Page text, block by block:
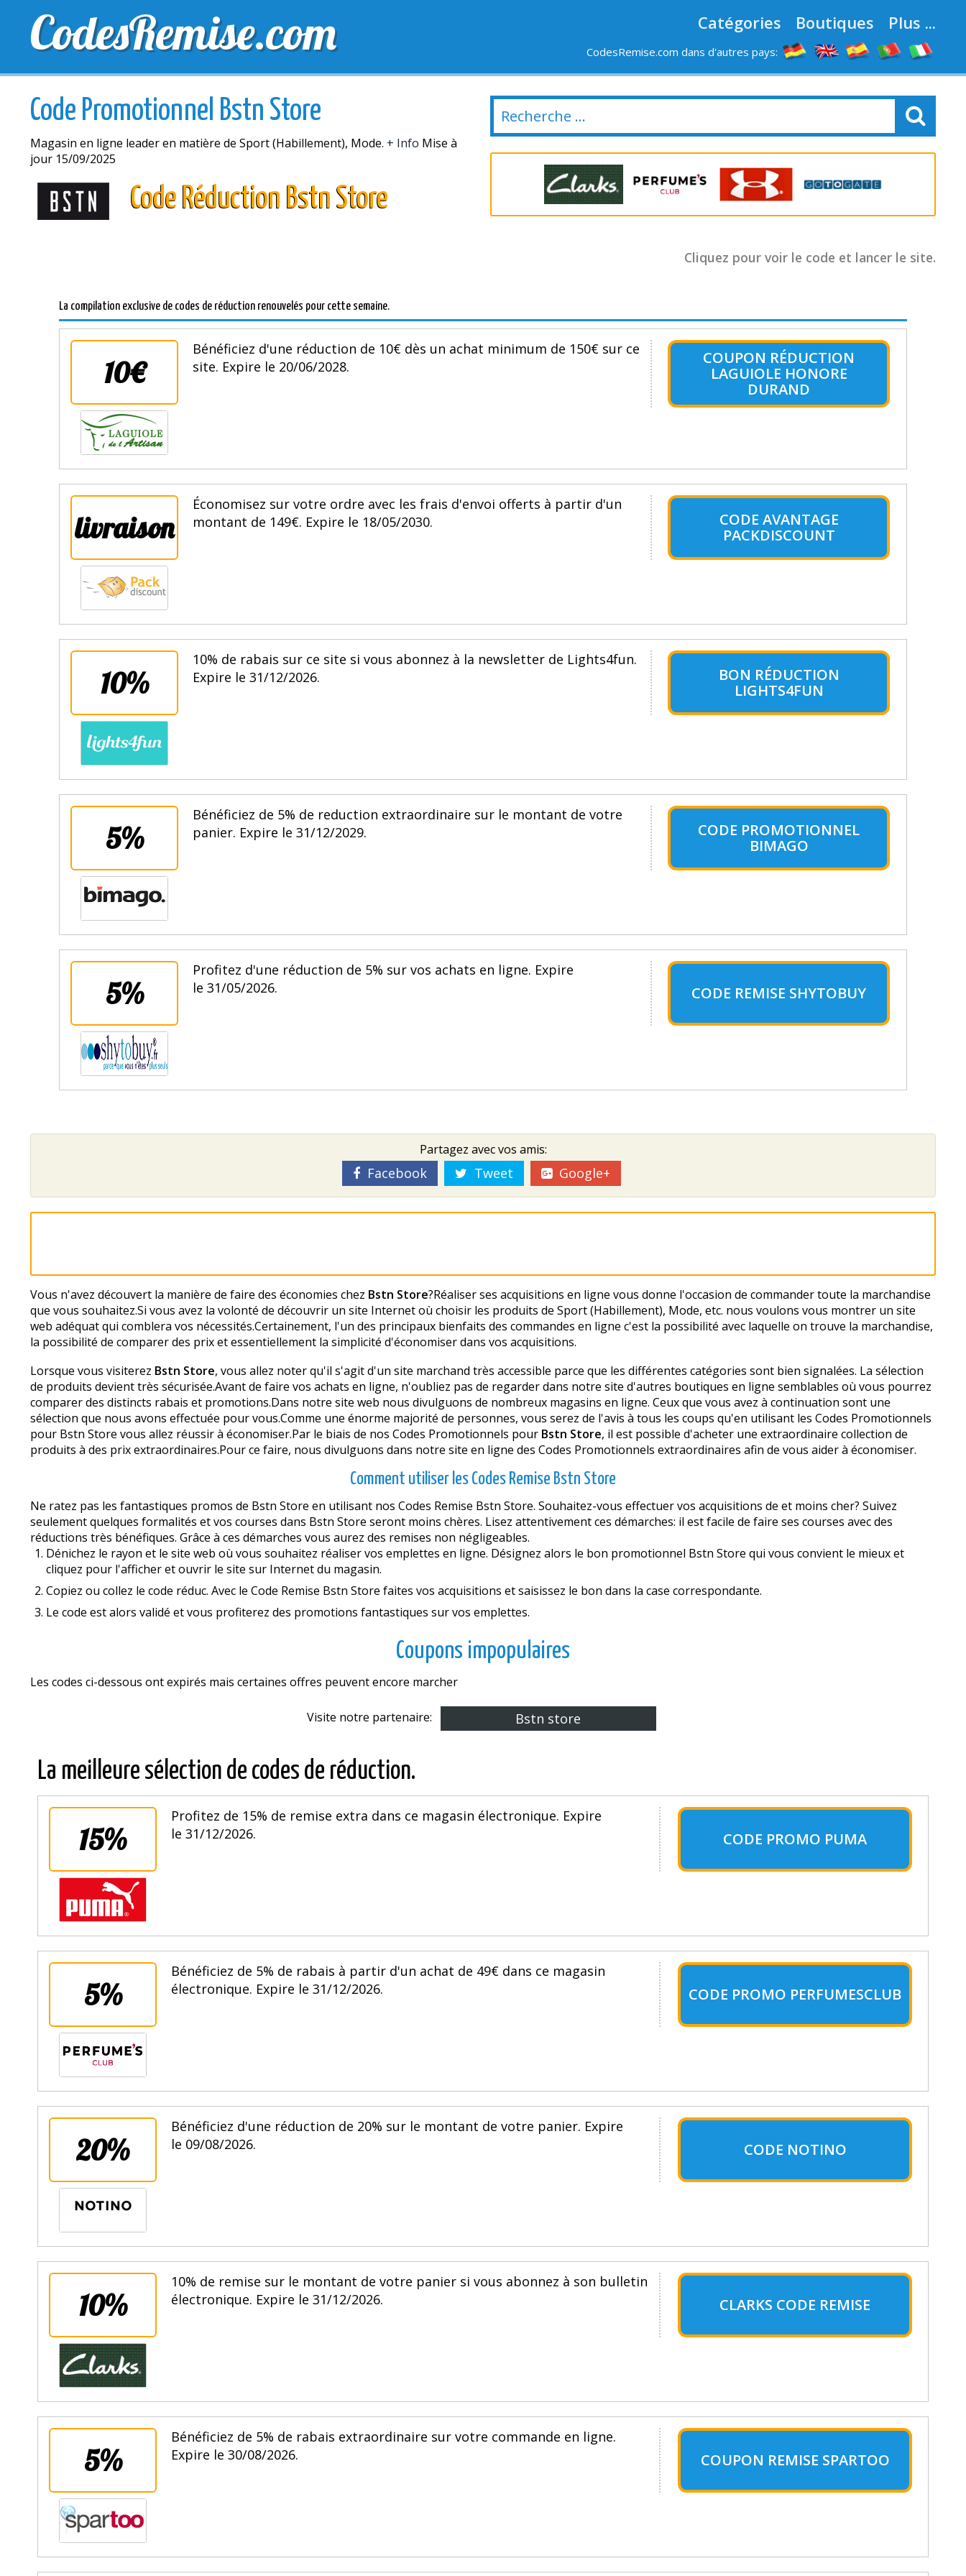
CodesRemise.com Catégories Boutiques Plus ...
CodesRemise.com dans d'autres pays:
MEILLEURS CODES PROMO CODES PROMO EXCLUSIFS DERNIERS JOURS NOUVELLES MAGASINS
Code Promotionnel Bstn Store
Magasin en ligne leader en matière de Sport (Habillement), Mode. + Info Mise à
jour 15/09/2025
Code Réduction Bstn Store
Cliquez pour voir le code et lancer le site.
La compilation exclusive de codes de réduction renouvelés pour cette semaine.
10€
Bénéficiez d'une réduction de 10€ dès un achat minimum de 150€ sur ce
site. Expire le 20/06/2028.
COUPON RÉDUCTION
LAGUIOLE HONORE
DURAND
livraison
Économisez sur votre ordre avec les frais d'envoi offerts à partir d'un
montant de 149€. Expire le 18/05/2030.
CODE AVANTAGE
PACKDISCOUNT
10%
10% de rabais sur ce site si vous abonnez à la newsletter de Lights4fun.
Expire le 31/12/2026.
BON RÉDUCTION
LIGHTS4FUN
5%
Bénéficiez de 5% de reduction extraordinaire sur le montant de votre
panier. Expire le 31/12/2029.
CODE PROMOTIONNEL
BIMAGO
5%
Profitez d'une réduction de 5% sur vos achats en ligne. Expire
le 31/05/2026.
CODE REMISE SHYTOBUY
Partagez avec vos amis:
Facebook Tweet Google+
Vous n'avez découvert la manière de faire des économies chez Bstn Store?Réaliser ses acquisitions en ligne vous donne l'occasion de commander toute la marchandise
que vous souhaitez.Si vous avez la volonté de découvrir un site Internet où choisir les produits de Sport (Habillement), Mode, etc. nous voulons vous montrer un site
web adéquat qui comblera vos nécessités.Certainement, l'un des principaux bienfaits des commandes en ligne c'est la possibilité avec laquelle on trouve la marchandise,
la possibilité de comparer des prix et essentiellement la simplicité d'économiser dans vos acquisitions.
Lorsque vous visiterez Bstn Store, vous allez noter qu'il s'agit d'un site marchand très accessible parce que les différentes catégories sont bien signalées. La sélection
de produits devient très sécurisée.Avant de faire vos achats en ligne, n'oubliez pas de regarder dans notre site d'autres boutiques en ligne semblables où vous pourrez
comparer des distincts rabais et promotions.Dans notre site web nous divulguons de nombreux magasins en ligne. Ceux que vous avez à continuation sont une
sélection que nous avons effectuée pour vous.Comme une énorme majorité de personnes, vous serez de l'avis à tous les coups qu'en utilisant les Codes Promotionnels
pour Bstn Store vous allez réussir à économiser.Par le biais de nos Codes Promotionnels pour Bstn Store, il est possible d'acheter une extraordinaire collection de
produits à des prix extraordinaires.Pour ce faire, nous divulguons dans notre site en ligne des Codes Promotionnels extraordinaires afin de vous aider à économiser.
Comment utiliser les Codes Remise Bstn Store
Ne ratez pas les fantastiques promos de Bstn Store en utilisant nos Codes Remise Bstn Store. Souhaitez-vous effectuer vos acquisitions de et moins cher? Suivez
seulement quelques formalités et vos courses dans Bstn Store seront moins chères. Lisez attentivement ces démarches: il est facile de faire ses courses avec des
réductions très bénéfiques. Grâce à ces démarches vous aurez des remises non négligeables.
Dénichez le rayon et le site web où vous souhaitez réaliser vos emplettes en ligne. Désignez alors le bon promotionnel Bstn Store qui vous convient le mieux et
cliquez pour l'afficher et ouvrir le site sur Internet du magasin.
Copiez ou collez le code réduc. Avec le Code Remise Bstn Store faites vos acquisitions et saisissez le bon dans la case correspondante.
Le code est alors validé et vous profiterez des promotions fantastiques sur vos emplettes.
Coupons impopulaires
Les codes ci-dessous ont expirés mais certaines offres peuvent encore marcher
Visite notre partenaire: Bstn store
La meilleure sélection de codes de réduction.
15%
Profitez de 15% de remise extra dans ce magasin électronique. Expire
le 31/12/2026.
CODE PROMO PUMA
5%
Bénéficiez de 5% de rabais à partir d'un achat de 49€ dans ce magasin
électronique. Expire le 31/12/2026.
CODE PROMO PERFUMESCLUB
20%
Bénéficiez d'une réduction de 20% sur le montant de votre panier. Expire
le 09/08/2026.
CODE NOTINO
10%
10% de remise sur le montant de votre panier si vous abonnez à son bulletin
électronique. Expire le 31/12/2026.
CLARKS CODE REMISE
5%
Bénéficiez de 5% de rabais extraordinaire sur votre commande en ligne.
Expire le 30/08/2026.
COUPON REMISE SPARTOO